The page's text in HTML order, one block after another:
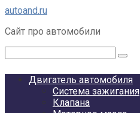
Перейти
контенту
autoand.ru
Сайт про автомобили
Двигатель автомобиля
Система зажигания
Клапана